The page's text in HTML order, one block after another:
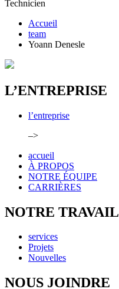
Technicien
Accueil
team
Yoann Denesle
L’ENTREPRISE
l’entreprise
–>
accueil
À PROPOS
NOTRE ÉQUIPE
CARRIÈRES
NOTRE TRAVAIL
services
Projets
Nouvelles
NOUS JOINDRE